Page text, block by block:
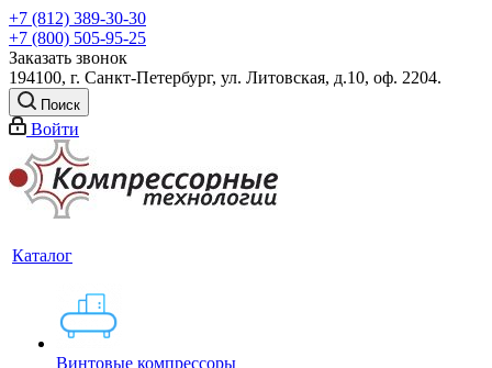
+7 (812) 389-30-30
+7 (800) 505-95-25
Заказать звонок
194100, г. Санкт-Петербург, ул. Литовская, д.10, оф. 2204.
Поиск
Войти
Каталог
Винтовые компрессоры